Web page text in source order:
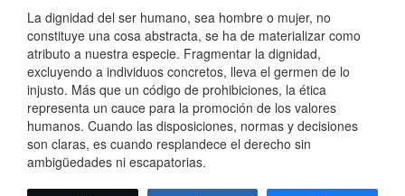
La dignidad del ser humano, sea hombre o mujer, no
constituye una cosa abstracta, se ha de materializar como
atributo a nuestra especie. Fragmentar la dignidad,
excluyendo a individuos concretos, lleva el germen de lo
injusto. Más que un código de prohibiciones, la ética
representa un cauce para la promoción de los valores
humanos. Cuando las disposiciones, normas y decisiones
son claras, es cuando resplandece el derecho sin
ambigüedades ni escapatorias.